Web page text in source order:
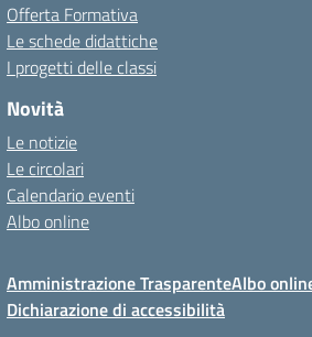
Offerta Formativa
Le schede didattiche
I progetti delle classi
Novità
Le notizie
Le circolari
Calendario eventi
Albo online
Amministrazione TrasparenteAlbo
Dichiarazione di accessibilità